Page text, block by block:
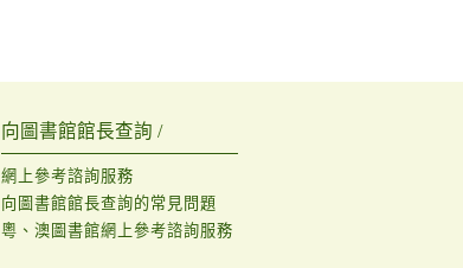
向圖書館館長查詢 /
網上參考諮詢服務
向圖書館館長查詢的常見問題
粵、澳圖書館網上參考諮詢服務